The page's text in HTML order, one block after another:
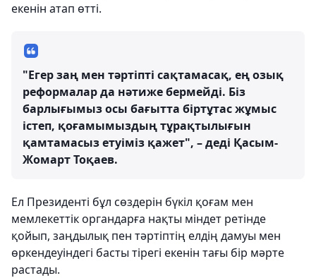
екенін атап өтті.
"Егер заң мен тәртіпті сақтамасақ, ең озық
реформалар да нәтиже бермейді. Біз
барлығымыз осы бағытта біртұтас жұмыс
істеп, қоғамымыздың тұрақтылығын
қамтамасыз етуіміз қажет", – деді Қасым-
Жомарт Тоқаев.
Ел Президенті бұл сөздерін бүкіл қоғам мен
мемлекеттік органдарға нақты міндет ретінде
қойып, заңдылық пен тәртіптің елдің дамуы мен
өркендеуіндегі басты тірегі екенін тағы бір мәрте
растады.